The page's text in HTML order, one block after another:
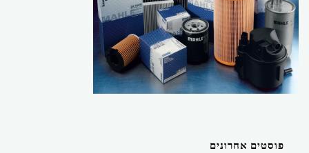
פוסטים אחרונים